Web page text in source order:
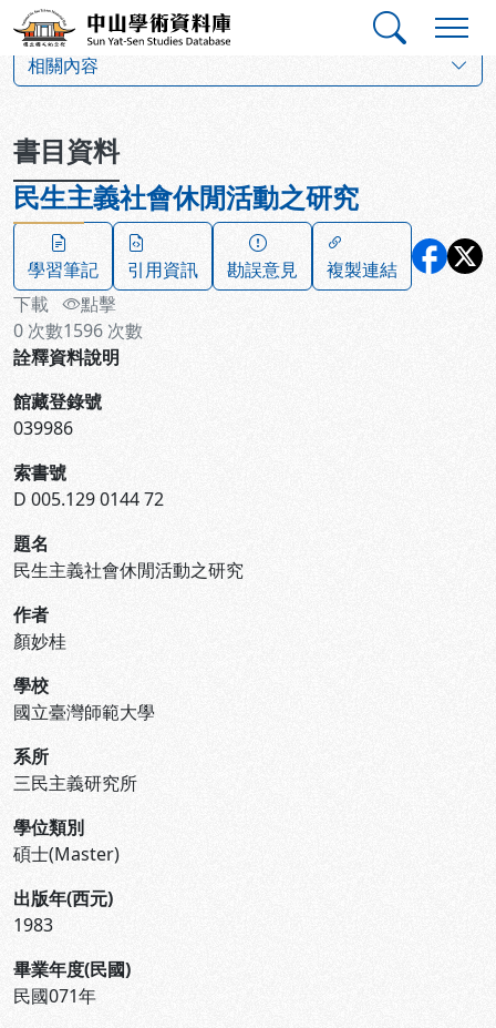
跳到主要內容
中山學術資料庫
相關內容
書目資料
民生主義社會休閒活動之研究
學習筆記 引用資訊 勘誤意見
複製連結
下載
0 次數
點擊
1596 次數
詮釋資料說明
館藏登錄號
039986
索書號
D 005.129 0144 72
題名
民生主義社會休閒活動之研究
作者
顏妙桂
學校
國立臺灣師範大學
系所
三民主義研究所
學位類別
碩士(Master)
出版年(西元)
1983
畢業年度(民國)
民國071年